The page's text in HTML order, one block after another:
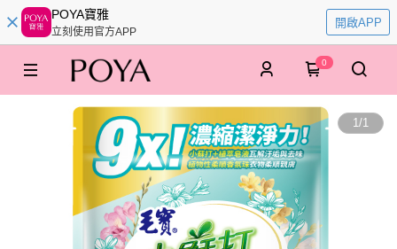
POYA寶雅
立刻使用官方APP
開啟APP
0
1/1